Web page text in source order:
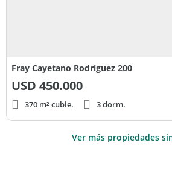
Fray Cayetano Rodríguez 200
USD 450.000
370 m² cubie. 3 dorm.
Ver más propiedades